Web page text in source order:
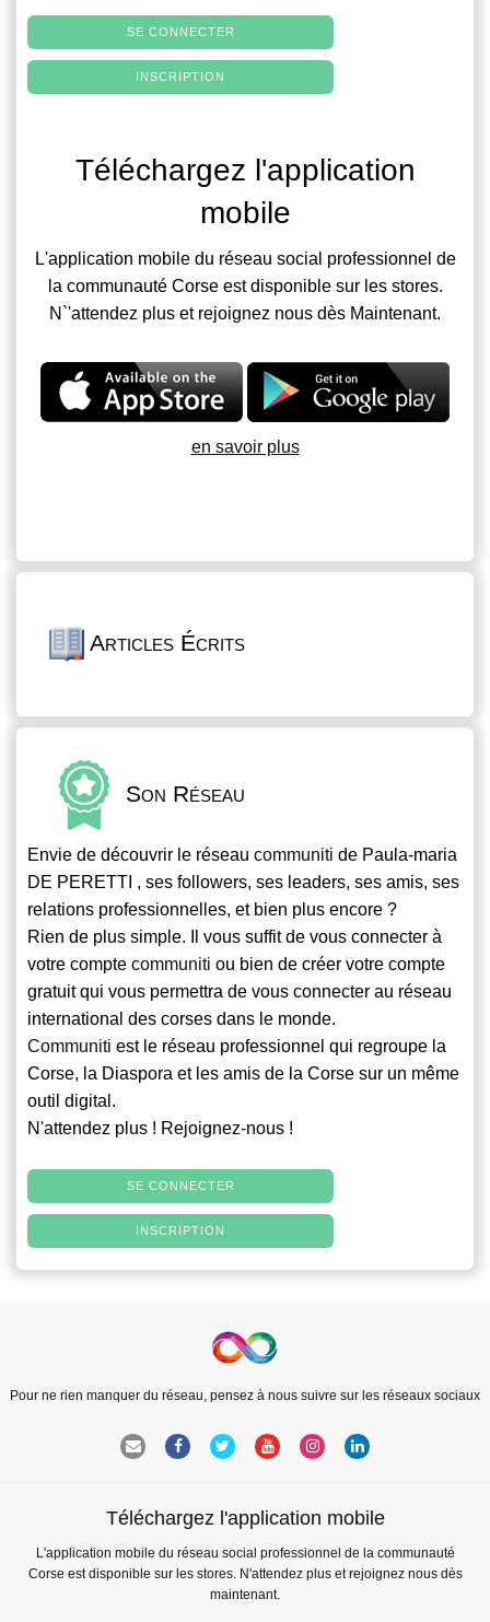
SE CONNECTER
INSCRIPTION
Téléchargez l'application
mobile
L'application mobile du réseau social professionnel de
la communauté Corse est disponible sur les stores.
N`'attendez plus et rejoignez nous dès Maintenant.
en savoir plus
Articles Écrits
Son Réseau
Envie de découvrir le réseau communiti de Paula-maria
DE PERETTI , ses followers, ses leaders, ses amis, ses
relations professionnelles, et bien plus encore ?
Rien de plus simple. Il vous suffit de vous connecter à
votre compte communiti ou bien de créer votre compte
gratuit qui vous permettra de vous connecter au réseau
international des corses dans le monde.
Communiti est le réseau professionnel qui regroupe la
Corse, la Diaspora et les amis de la Corse sur un même
outil digital.
N'attendez plus ! Rejoignez-nous !
SE CONNECTER
INSCRIPTION
Pour ne rien manquer du réseau, pensez à nous suivre sur les réseaux sociaux
Téléchargez l'application mobile
L'application mobile du réseau social professionnel de la communauté
Corse est disponible sur les stores. N'attendez plus et rejoignez nous dès
maintenant.